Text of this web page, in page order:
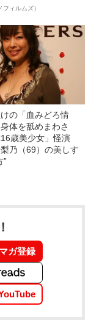
ィルムズ）
の「血みどろ情
体を舐めまわさ
歳美少女」怪演
乃（69）の美しす
”
ガ登録